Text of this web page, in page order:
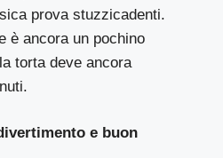
prova stuzzicadenti.
è ancora un pochino
torta deve ancora
e buon